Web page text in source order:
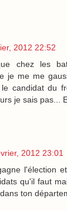
2012 22:52
chez les
je me me
le candidat du
je sais pas...
2012 23:01
l'élection
qu'il faut
ton